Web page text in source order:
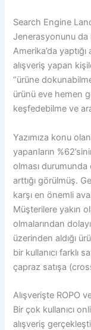
Search Engine
Jenerasyonunu da
Amerika’da
alışveriş yapan
“ürüne
ürünü eve hemen
keşfedebilme ve
Yazımıza konu
yapanların
olması
arttığı görülmüş.
karşı en önemli
Müşterilere yakın
olmalarından
üzerinden aldığı
bir kullanıcı farklı
çapraz satışa
Alışverişte ROPO
Bir çok kullanıcı
alışveriş